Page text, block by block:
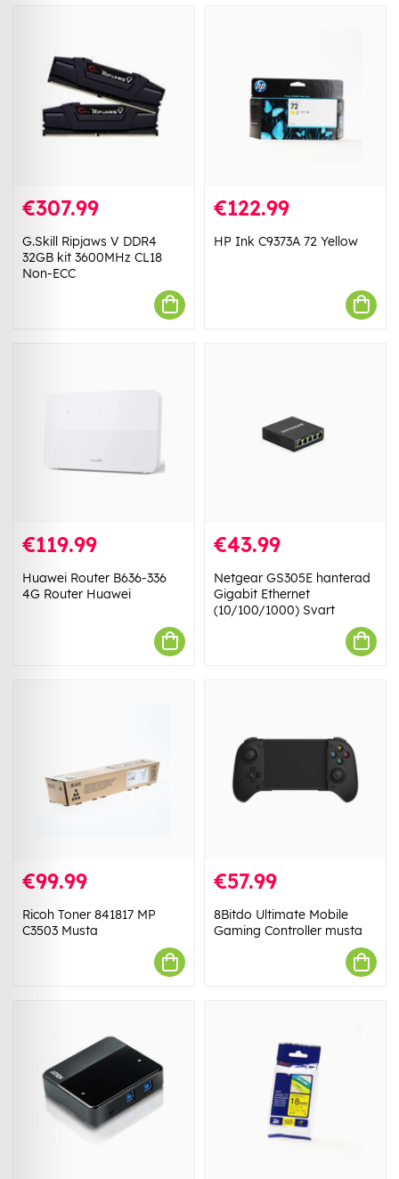
€307.99
G.Skill Ripjaws V DDR4
32GB kit 3600MHz CL18
Non-ECC
€122.99
HP Ink C9373A 72 Yellow
€119.99
Huawei Router B636-336
4G Router Huawei
€43.99
Netgear GS305E hanterad
Gigabit Ethernet
(10/100/1000) Svart
€99.99
Ricoh Toner 841817 MP
C3503 Musta
€57.99
8Bitdo Ultimate Mobile
Gaming Controller musta